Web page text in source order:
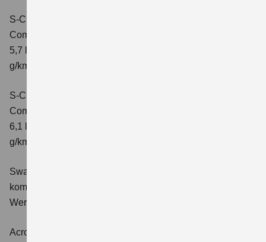
S-Cross 1.4 BOOSTERJET HYBRID ALLGRIP
Comfort+
5,7 l/100 km; kombinierter Wert der CO2-Emission: 131
g/km; CO2-Klasse: D
S-Cross 1.4 BOOSTERJET HYBRID ALLGRIP AT
Comfort+
6,1 l/100 km; kombinierter Wert der CO2-Emission: 141
g/km; CO2-Klasse: E
Swace 1.8 HYBRID CVT Comfort+
kombinierter Energieverbrauch 4,5 l/100km; kombinierter
Wert der CO2-Emission: 102 g/km; CO2-Klasse: C.
Across 2.5 PLUG-IN HYBRID CVT